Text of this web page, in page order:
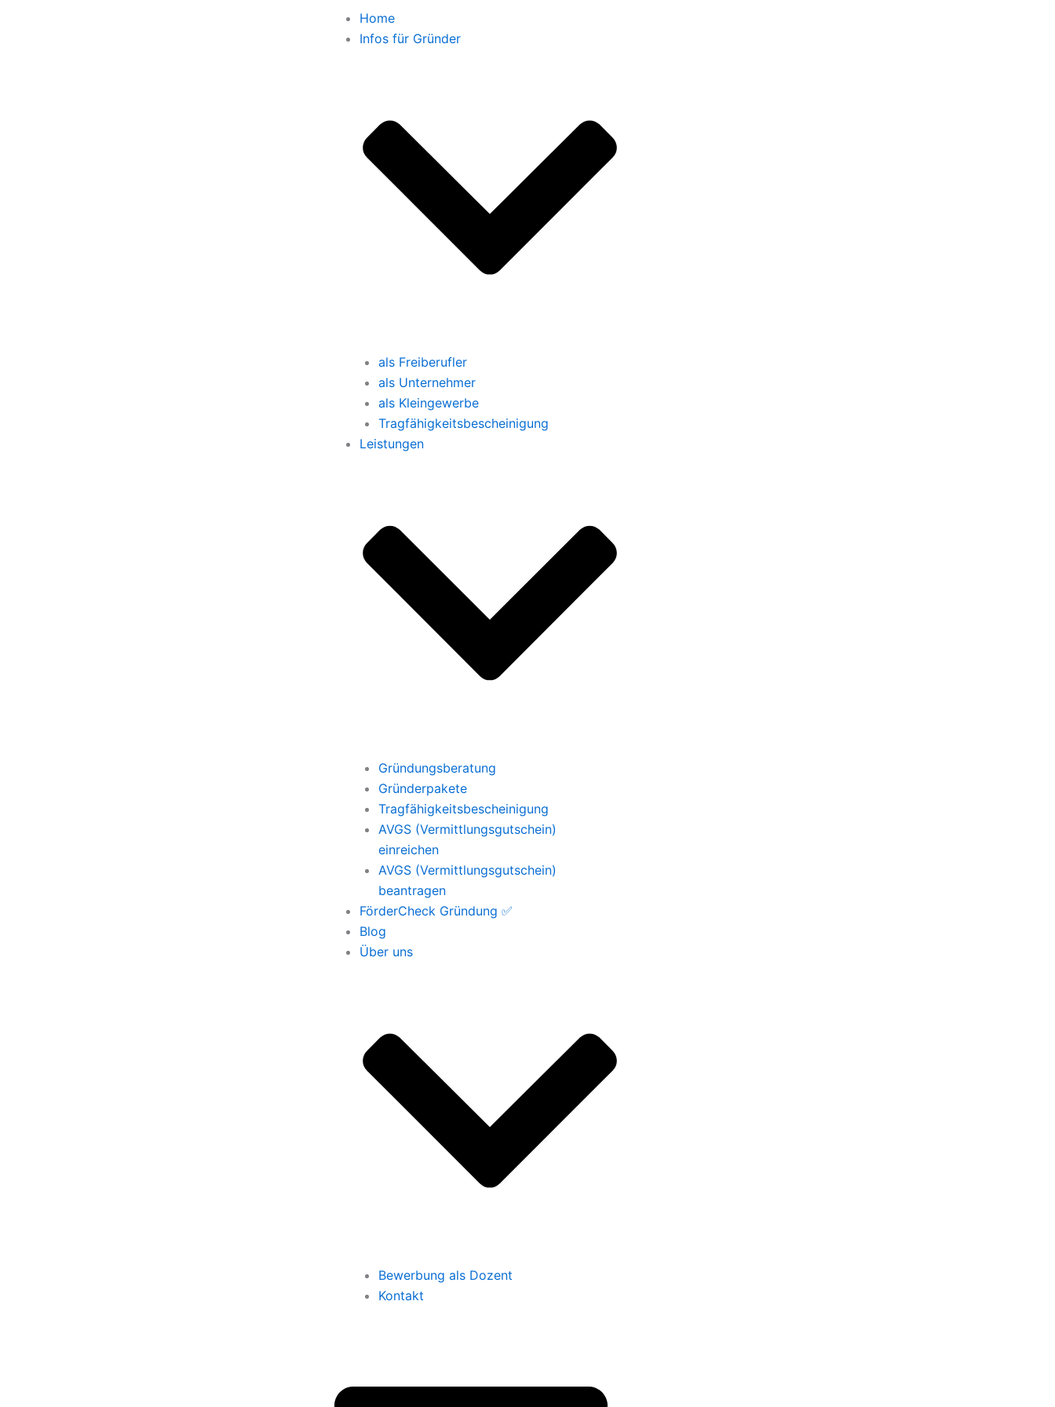
Home
Infos für Gründer
als Freiberufler
als Unternehmer
als Kleingewerbe
Tragfähigkeitsbescheinigung
Leistungen
Gründungsberatung
Gründerpakete
Tragfähigkeitsbescheinigung
AVGS (Vermittlungsgutschein)
einreichen
AVGS (Vermittlungsgutschein)
beantragen
FörderCheck Gründung ✅
Blog
Über uns
Bewerbung als Dozent
Kontakt